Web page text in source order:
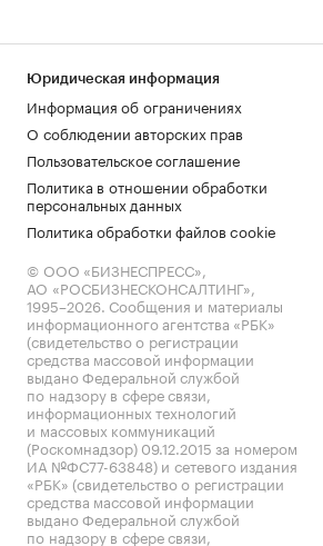
Юридическая информация
Информация об ограничениях
О соблюдении авторских прав
Пользовательское соглашение
Политика в отношении обработки
персональных данных
Политика обработки файлов cookie
© ООО «БИЗНЕСПРЕСС»,
АО «РОСБИЗНЕСКОНСАЛТИНГ»,
1995–2026. Сообщения и материалы
информационного агентства «РБК»
(свидетельство о регистрации
средства массовой информации
выдано Федеральной службой
по надзору в сфере связи,
информационных технологий
и массовых коммуникаций
(Роскомнадзор) 09.12.2015 за номером
ИА №ФС77-63848) и сетевого издания
«РБК» (свидетельство о регистрации
средства массовой информации
выдано Федеральной службой
по надзору в сфере связи,